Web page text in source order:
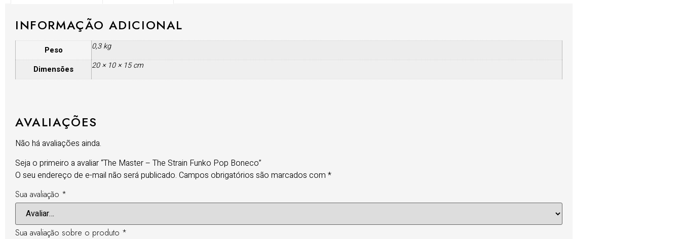
INFORMAÇÃO ADICIONAL
Peso 0,3 kg
Dimensões 20 × 10 × 15 cm
AVALIAÇÕES
Não há avaliações ainda.
Seja o primeiro a avaliar “The Master – The Strain Funko Pop Boneco”
O seu endereço de e-mail não será publicado. Campos obrigatórios são marcados com *
Sua avaliação *
Sua avaliação sobre o produto *